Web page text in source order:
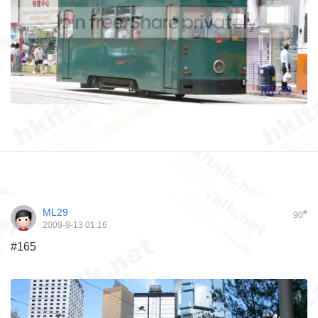
90#
ML29
2009-9-13 01:16
#165